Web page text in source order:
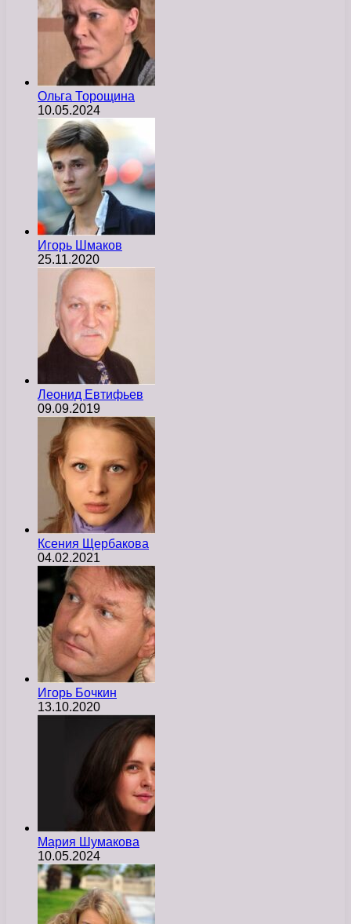
Ольга Торощина
10.05.2024
Игорь Шмаков
25.11.2020
Леонид Евтифьев
09.09.2019
Ксения Щербакова
04.02.2021
Игорь Бочкин
13.10.2020
Мария Шумакова
10.05.2024